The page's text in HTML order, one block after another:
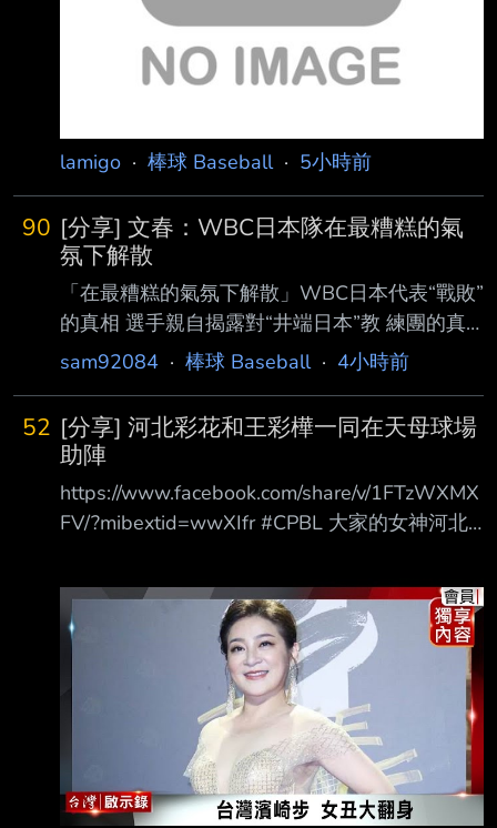
味全龍先馳得點， 最終龍隊以3比0完封統一
獅。 截至5日，陳子豪本季出賽67場，212打數
敲出39支安打，貢獻3轟
lamigo · 棒球 Baseball· 5小時前
90 [分享] 文春：WBC日本隊在最糟糕的氣
氛下解散
「在最糟糕的氣氛下解散」WBC日本代表“戰敗”
的真相 選手親自揭露對“井端日本”教 練團的真
實評價：「與選手保持良好距離感的教練
WBC（世界棒球經典賽）中，侍日本（日本國
家隊）以歷史最低的成績黯 然收場。如今，球
隊迎來了前羅德隊總教練井口資仁擔任新任指揮
官，誓言奪回王座。然 而，代表隊的選手們究
竟是如何看待這次的人事異動呢？4位國家隊戰
先，讓我們來對「井端日本」進行總檢討。 關
於前總教練井端
sam92084 · 棒球 Baseball· 4小時前
52 [分享] 河北彩花和王彩樺一同在天母球場
助陣
https://www.facebook.com/share/v/1FTzWXMX
FV/?mibextid=wwXIfr #CPBL 大家的女神河北
助陣 ! #中華職棒 #統一獅 #味全龍 --